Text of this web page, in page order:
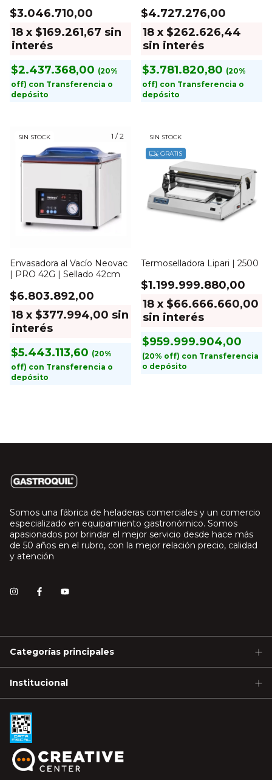
$3.046.710,00
18 x $169.261,67 sin
interés
$2.437.368,00
con Transferencia o
depósito
$4.727.276,00
18 x $262.626,44
sin interés
$3.781.820,80
con Transferencia o
depósito
1 /2
SIN STOCK
Envasadora al Vacío Neovac
| PRO 42G | Sellado 42cm
$6.803.892,00
18 x $377.994,00 sin
interés
$5.443.113,60
con Transferencia o
depósito
SIN STOCK
GRATIS
Termoselladora Lipari | 2500
$1.199.999.880,00
18 x $66.666.660,00
sin interés
$959.999.904,00
con Transferencia
o depósito
Somos una fábrica de heladeras comerciales y un comercio
especializado en equipamiento gastronómico. Somos
apasionados por brindar el mejor servicio desde hace más
de 50 años en el rubro, con la mejor relación precio, calidad
y atención
Categorías principales
Institucional